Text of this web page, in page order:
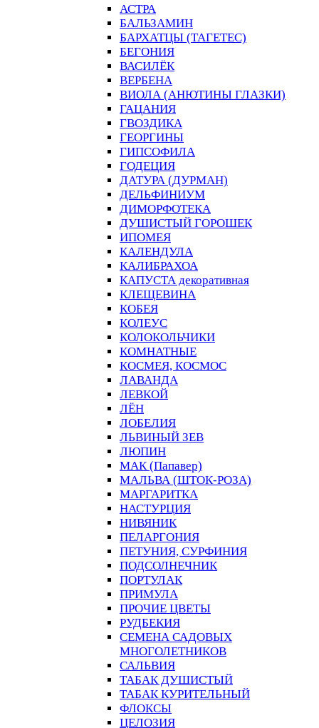
АСТРА
БАЛЬЗАМИН
БАРХАТЦЫ (ТАГЕТЕС)
БЕГОНИЯ
ВАСИЛЁК
ВЕРБЕНА
ВИОЛА (АНЮТИНЫ ГЛАЗКИ)
ГАЦАНИЯ
ГВОЗДИКА
ГЕОРГИНЫ
ГИПСОФИЛА
ГОДЕЦИЯ
ДАТУРА (ДУРМАН)
ДЕЛЬФИНИУМ
ДИМОРФОТЕКА
ДУШИСТЫЙ ГОРОШЕК
ИПОМЕЯ
КАЛЕНДУЛА
КАЛИБРАХОА
КАПУСТА декоративная
КЛЕЩЕВИНА
КОБЕЯ
КОЛЕУС
КОЛОКОЛЬЧИКИ
КОМНАТНЫЕ
КОСМЕЯ, КОСМОС
ЛАВАНДА
ЛЕВКОЙ
ЛЁН
ЛОБЕЛИЯ
ЛЬВИНЫЙ ЗЕВ
ЛЮПИН
МАК (Папавер)
МАЛЬВА (ШТОК-РОЗА)
МАРГАРИТКА
НАСТУРЦИЯ
НИВЯНИК
ПЕЛАРГОНИЯ
ПЕТУНИЯ, СУРФИНИЯ
ПОДСОЛНЕЧНИК
ПОРТУЛАК
ПРИМУЛА
ПРОЧИЕ ЦВЕТЫ
РУДБЕКИЯ
СЕМЕНА САДОВЫХ
МНОГОЛЕТНИКОВ
САЛЬВИЯ
ТАБАК ДУШИСТЫЙ
ТАБАК КУРИТЕЛЬНЫЙ
ФЛОКСЫ
ЦЕЛОЗИЯ